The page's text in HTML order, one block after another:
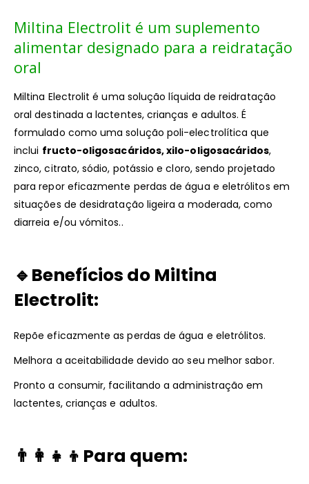
Miltina Electrolit é um suplemento
alimentar designado para a reidratação
oral
Miltina Electrolit é uma solução líquida de reidratação
oral destinada a lactentes, crianças e adultos. É
formulado como uma solução poli-electrolítica que
inclui fructo-oligosacáridos, xilo-oligosacáridos,
zinco, citrato, sódio, potássio e cloro, sendo projetado
para repor eficazmente perdas de água e eletrólitos em
situações de desidratação ligeira a moderada, como
diarreia e/ou vómitos..
🔹Benefícios do Miltina
Electrolit:
Repõe eficazmente as perdas de água e eletrólitos.
Melhora a aceitabilidade devido ao seu melhor sabor.
Pronto a consumir, facilitando a administração em
lactentes, crianças e adultos.
👨‍👩‍👧‍👦Para quem: